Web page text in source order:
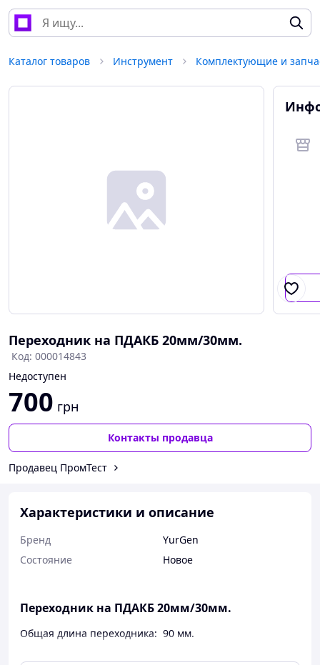
Каталог товаров Инструмент
Переходник на ПДАКБ 20мм/30мм.
Код: 000014843
Недоступен
700 грн
Контакты продавца
Продавец ПромТест
Характеристики и описание
Бренд
YurGen
Состояние
Новое
Переходник на ПДАКБ 20мм/30мм.
Общая длина переходника: 90 мм.